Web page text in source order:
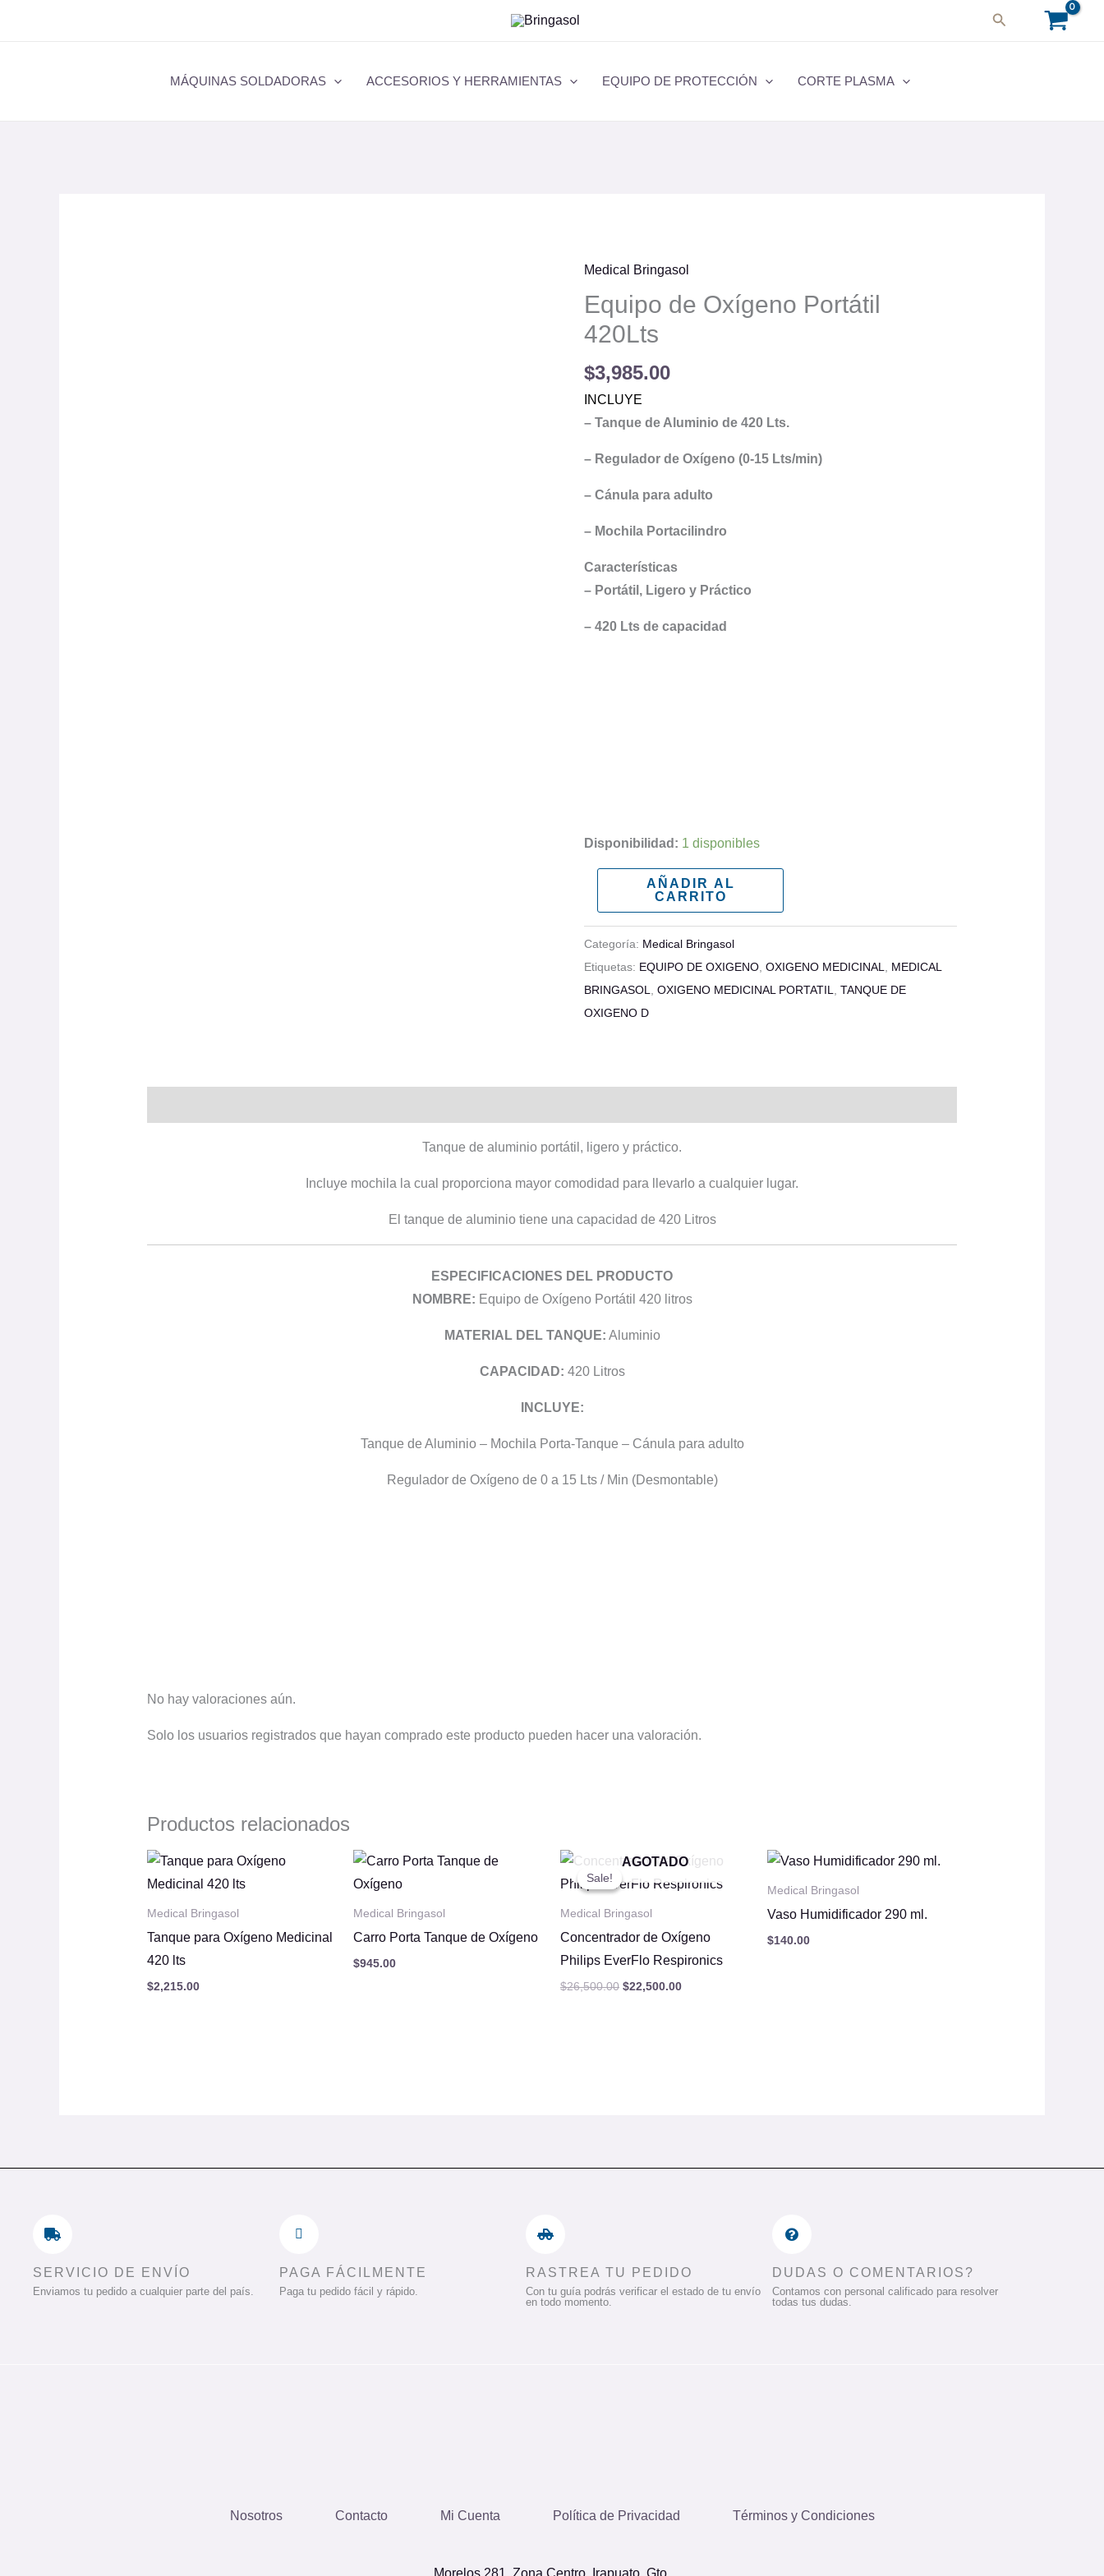
Buscar
MÁQUINAS SOLDADORAS ACCESORIOS Y HERRAMIENTAS EQUIPO DE PROTECCIÓN CORTE PLASMA
Medical Bringasol
Equipo de Oxígeno Portátil
420Lts
$3,985.00
INCLUYE
– Tanque de Aluminio de 420 Lts.
– Regulador de Oxígeno (0-15 Lts/min)
– Cánula para adulto
– Mochila Portacilindro
Características
– Portátil, Ligero y Práctico
– 420 Lts de capacidad
Disponibilidad: 1 disponibles
Equipo
de
Oxígeno
Portátil
420Lts
AÑADIR AL
CARRITO
Categoría: Medical Bringasol
Etiquetas: EQUIPO DE OXIGENO,OXIGENO MEDICINAL, MEDICAL
BRINGASOL,OXIGENO MEDICINAL PORTATIL,TANQUE DE
OXIGENO D
Tanque de aluminio portátil, ligero y práctico.
Incluye mochila la cual proporciona mayor comodidad para llevarlo a cualquier lugar.
El tanque de aluminio tiene una capacidad de 420 Litros
ESPECIFICACIONES DEL PRODUCTO
NOMBRE: Equipo de Oxígeno Portátil 420 litros
MATERIAL DEL TANQUE: Aluminio
CAPACIDAD: 420 Litros
INCLUYE:
Tanque de Aluminio – Mochila Porta-Tanque – Cánula para adulto
Regulador de Oxígeno de 0 a 15 Lts / Min (Desmontable)
No hay valoraciones aún.
Solo los usuarios registrados que hayan comprado este producto pueden hacer una valoración.
Productos relacionados
Medical Bringasol
Tanque para Oxígeno Medicinal
420 lts
$2,215.00
Medical Bringasol
Carro Porta Tanque de Oxígeno
$945.00
Sale!
AGOTADO
Sale!
Medical Bringasol
Concentrador de Oxígeno
Philips EverFlo Respironics
$26,500.00
Original
was:
$22,500.00
Current
price
is:
Medical Bringasol
Vaso Humidificador 290 ml.
$140.00
SERVICIO DE ENVÍO
Enviamos tu pedido a cualquier parte del país.
PAGA FÁCILMENTE
Paga tu pedido fácil y rápido.
RASTREA TU PEDIDO
Con tu guía podrás verificar el estado de tu envío
en todo momento.
DUDAS O COMENTARIOS?
Contamos con personal calificado para resolver
todas tus dudas.
Nosotros Contacto Mi Cuenta Política de Privacidad Términos y Condiciones